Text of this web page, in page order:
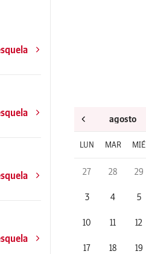
LUN MAR MIÉ
27 28 29
3 4 5
10 11 12
17 18 19